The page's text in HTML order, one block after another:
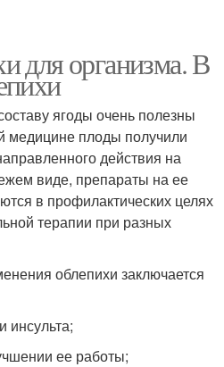
для организма. В
ягоды очень полезны
медицине плоды получили
действия на
виде, препараты на ее
в профилактических целях
терапии при разных
облепихи заключается
инсульта;
ее работы;